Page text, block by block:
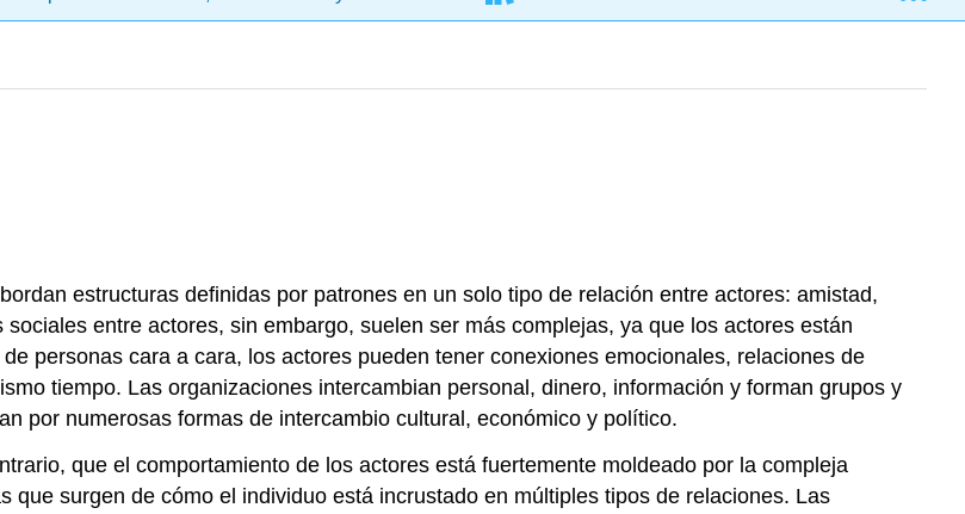
estructuras definidas por patrones en un solo tipo de relación entre actores: amistad,
entre actores, sin embargo, suelen ser más complejas, ya que los actores están
personas cara a cara, los actores pueden tener conexiones emocionales, relaciones de
tiempo. Las organizaciones intercambian personal, dinero, información y forman grupos y
por numerosas formas de intercambio cultural, económico y político.
que el comportamiento de los actores está fuertemente moldeado por la compleja
surgen de cómo el individuo está incrustado en múltiples tipos de relaciones. Las